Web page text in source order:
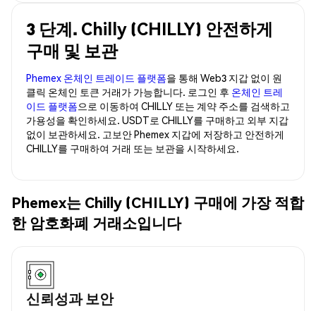
3 단계. Chilly (CHILLY) 안전하게
구매 및 보관
Phemex 온체인 트레이드 플랫폼을 통해 Web3 지갑 없이 원
클릭 온체인 토큰 거래가 가능합니다. 로그인 후 온체인 트레
이드 플랫폼으로 이동하여 CHILLY 또는 계약 주소를 검색하고
가용성을 확인하세요. USDT로 CHILLY를 구매하고 외부 지갑
없이 보관하세요. 고보안 Phemex 지갑에 저장하고 안전하게
CHILLY를 구매하여 거래 또는 보관을 시작하세요.
Phemex는 Chilly (CHILLY) 구매에 가장 적합
한 암호화폐 거래소입니다
신뢰성과 보안